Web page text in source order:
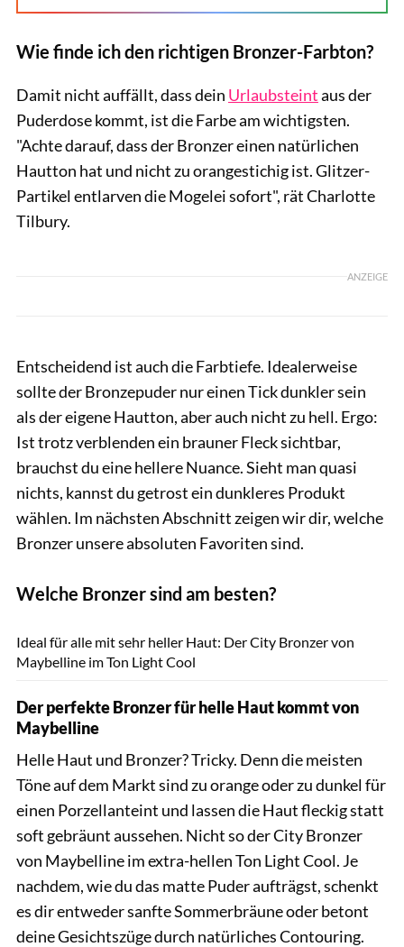
Wie finde ich den richtigen Bronzer-Farbton?
Damit nicht auffällt, dass dein Urlaubsteintaus der
Puderdose kommt, ist die Farbe am wichtigsten.
"Achte darauf, dass der Bronzer einen natürlichen
Hautton hat und nicht zu orangestichig ist. Glitzer-
Partikel entlarven die Mogelei sofort", rät Charlotte
Tilbury.
ANZEIGE
Entscheidend ist auch die Farbtiefe. Idealerweise
sollte der Bronzepuder nur einen Tick dunkler sein
als der eigene Hautton, aber auch nicht zu hell. Ergo:
Ist trotz verblenden ein brauner Fleck sichtbar,
brauchst du eine hellere Nuance. Sieht man quasi
nichts, kannst du getrost ein dunkleres Produkt
wählen. Im nächsten Abschnitt zeigen wir dir, welche
Bronzer unsere absoluten Favoriten sind.
Welche Bronzer sind am besten?
Ideal für alle mit sehr heller Haut: Der City Bronzer von
Maybelline im Ton Light Cool
Der perfekte Bronzer für helle Haut kommt von
Maybelline
Helle Haut und Bronzer? Tricky. Denn die meisten
Töne auf dem Markt sind zu orange oder zu dunkel für
einen Porzellanteint und lassen die Haut fleckig statt
soft gebräunt aussehen. Nicht so der City Bronzer
von Maybelline im extra-hellen Ton Light Cool. Je
nachdem, wie du das matte Puder aufträgst, schenkt
es dir entweder sanfte Sommerbräune oder betont
deine Gesichtszüge durch natürliches Contouring.